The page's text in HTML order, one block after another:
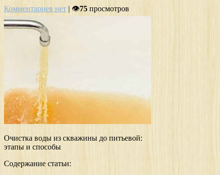
Комментариев нет | 👁75 просмотров
Очистка воды из скважины до питьевой:
этапы и способы
Содержание статьи: